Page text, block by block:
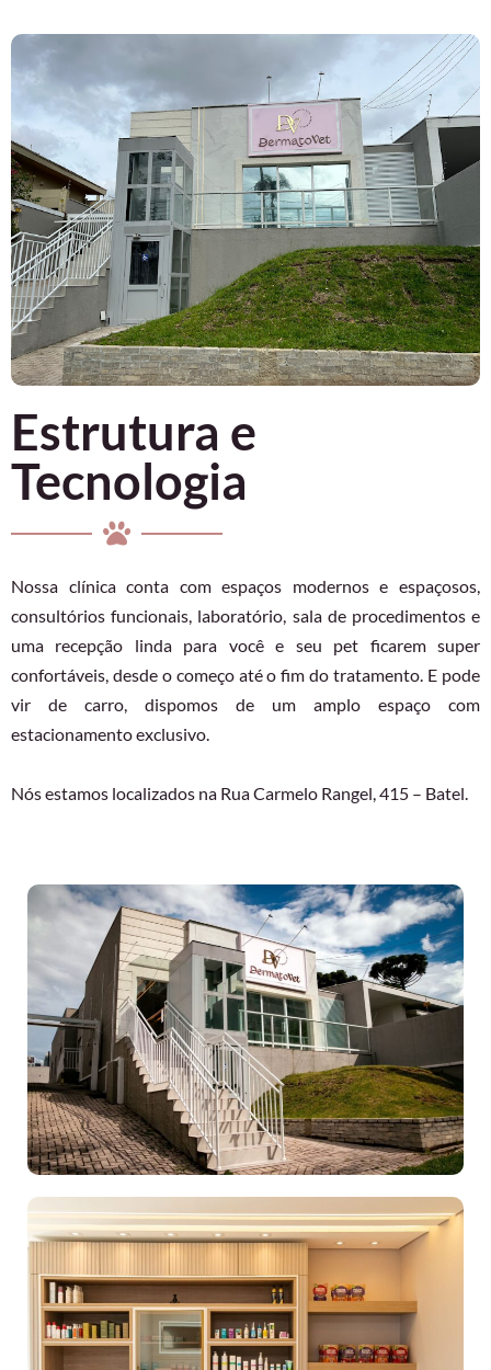
Estrutura e
Tecnologia
Nossa clínica conta com espaços modernos e espaçosos,
consultórios funcionais, laboratório, sala de procedimentos e
uma recepção linda para você e seu pet ficarem super
confortáveis, desde o começo até o fim do tratamento. E pode
vir de carro, dispomos de um amplo espaço com
estacionamento exclusivo.
Nós estamos localizados na Rua Carmelo Rangel, 415 – Batel.